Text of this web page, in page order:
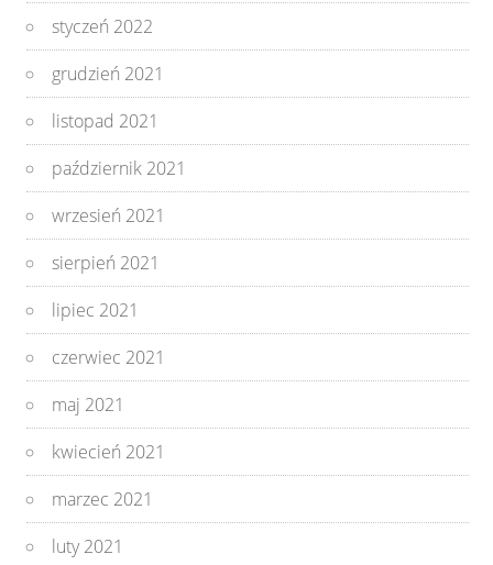
styczeń 2022
grudzień 2021
listopad 2021
październik 2021
wrzesień 2021
sierpień 2021
lipiec 2021
czerwiec 2021
maj 2021
kwiecień 2021
marzec 2021
luty 2021